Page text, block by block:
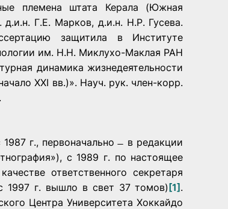
племена штата Керала (Южная
д.и.н. Г.Е. Марков, д.и.н. Н.Р. Гусева.
защитила в Институте
им. Н.Н. Миклухо­-Маклая РАН
динамика жизнедеятельности
XXI вв.)». Науч. рук. член­-корр.
1987 г., первоначально ̶ в редакции
с 1989 г. по настоящее
ответственного секретаря
г. вышло в свет 37 томов)[1].
Центра Университета Хоккайдо